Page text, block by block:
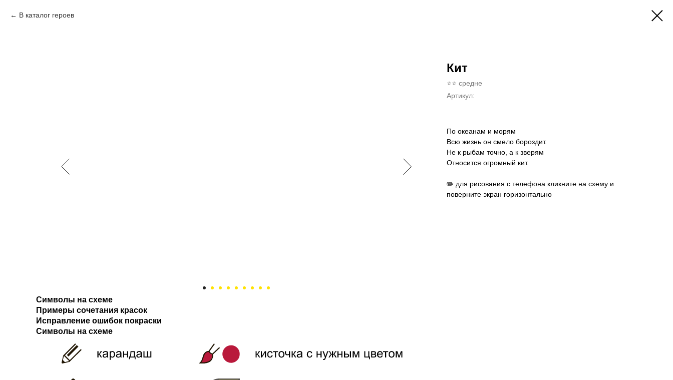
В каталог героев
Кит
⭐⭐ средне
Артикул:
По океанам и морям
Всю жизнь он смело бороздит.
Не к рыбам точно, а к зверям
Относится огромный кит.
✏️ для рисования с телефона кликните на схему и
поверните экран горизонтально
Символы на схеме
Примеры сочетания красок
Исправление ошибок покраски
Символы на схеме